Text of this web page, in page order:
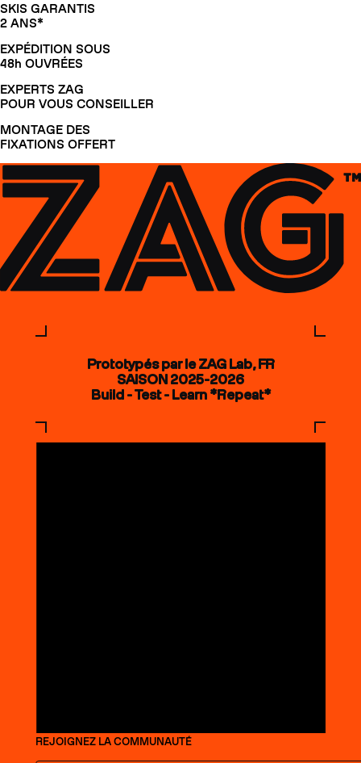
SKIS GARANTIS
2 ANS*
EXPÉDITION SOUS
48h OUVRÉES
EXPERTS ZAG
POUR VOUS CONSEILLER
MONTAGE DES
FIXATIONS OFFERT
Prototypés par le ZAG Lab, FR
SAISON 2025-2026
Build - Test - Learn *Repeat*
REJOIGNEZ LA COMMUNAUTÉ